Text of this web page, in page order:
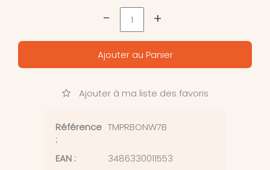
- +
Ajouter au Panier
Ajouter à ma liste des favoris
Référence
:
TMPRBONW7B
EAN :
3486330011553